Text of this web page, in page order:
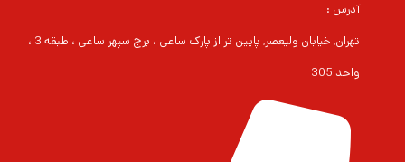
آدرس :
تهران, خیابان ولیعصر, پایین تر از پارک ساعی ، برج سپهر ساعی ، طبقه 3 ،
واحد 305